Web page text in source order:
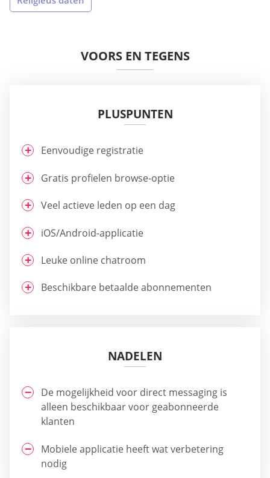
VOORS EN TEGENS
PLUSPUNTEN
Eenvoudige registratie
Gratis profielen browse-optie
Veel actieve leden op een dag
iOS/Android-applicatie
Leuke online chatroom
Beschikbare betaalde abonnementen
NADELEN
De mogelijkheid voor direct messaging is
alleen beschikbaar voor geabonneerde
klanten
Mobiele applicatie heeft wat verbetering
nodig